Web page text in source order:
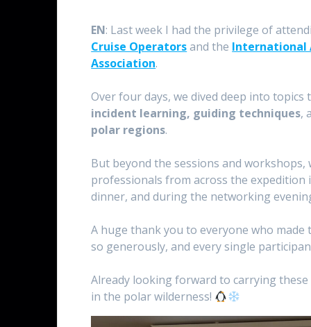
EN: Last week I had the privilege of
Cruise Operatorsand the International
Association.
Over four days, we dived deep into
incident learning, guiding techniques,
polar regions.
But beyond the sessions and
professionals from across the
dinner, and during the networking
A huge thank you to everyone who made
so generously, and every single
Already looking forward to carrying
in the polar wilderness!